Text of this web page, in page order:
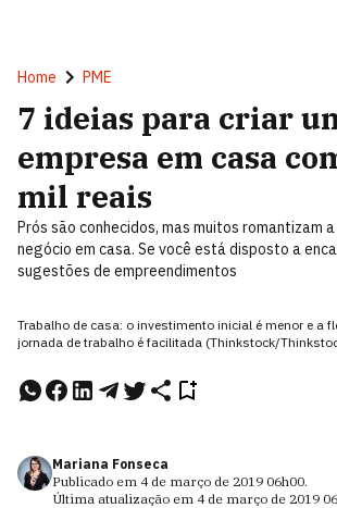
Home PME
7 ideias para criar
empresa em casa
mil reais
Prós são conhecidos, mas muitos romantizam
negócio em casa. Se você está disposto a
sugestões de empreendimentos
Trabalho de casa: o investimento inicial é menor e a
jornada de trabalho é facilitada (Thinkstock/
Mariana Fonseca
Publicado em 4 de março de 2019 06h00.
Última atualização em 4 de março de 2019